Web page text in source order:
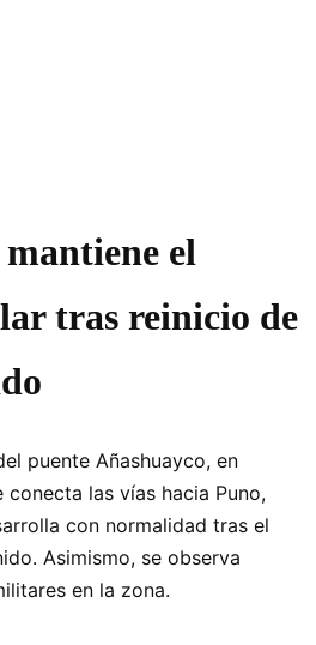
el
tras reinicio de
puente Añashuayco, en
las vías hacia Puno,
con normalidad tras el
Asimismo, se observa
en la zona.